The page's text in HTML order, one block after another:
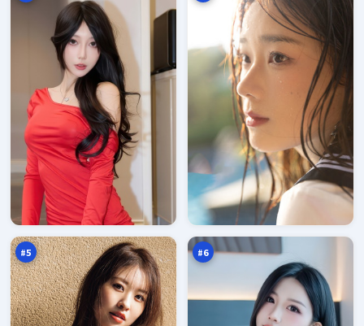
#5
天
际
终
章
96
万
#6
钢
铁
魂
95
万